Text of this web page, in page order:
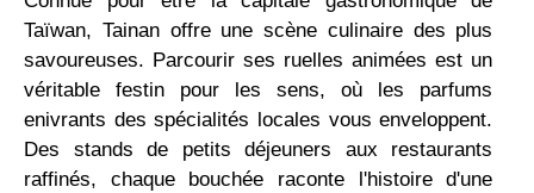
Taïwan, Tainan offre une scène culinaire des plus
savoureuses. Parcourir ses ruelles animées est un
véritable festin pour les sens, où les parfums
enivrants des spécialités locales vous enveloppent.
Des stands de petits déjeuners aux restaurants
raffinés, chaque bouchée raconte l'histoire d'une